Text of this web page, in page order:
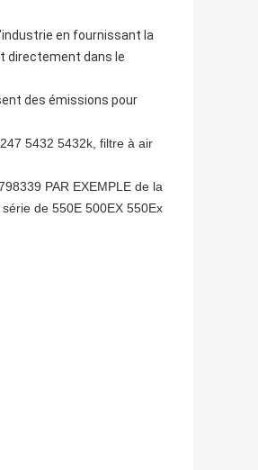
en fournissant la
directement dans le
des émissions pour
5432 5432k, filtre à air
PAR EXEMPLE de la
de 550E 500EX 550Ex